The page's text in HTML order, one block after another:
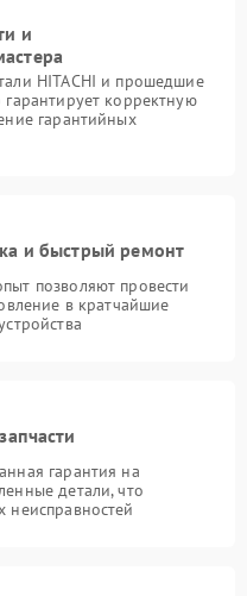
и
HITACHI и прошедшие
корректную
гарантийных
и быстрый ремонт
позволяют провести
в кратчайшие
гарантия на
детали, что
неисправностей